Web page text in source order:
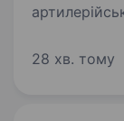
28 хв. тому